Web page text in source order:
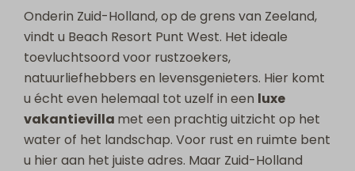
Onderin Zuid-Holland, op de grens van Zeeland,
vindt u Beach Resort Punt West. Het ideale
toevluchtsoord voor rustzoekers,
natuurliefhebbers en levensgenieters. Hier komt
u écht even helemaal tot uzelf in een luxe
vakantievilla met een prachtig uitzicht op het
water of het landschap. Voor rust en ruimte bent
u hier aan het juiste adres. Maar Zuid-Holland